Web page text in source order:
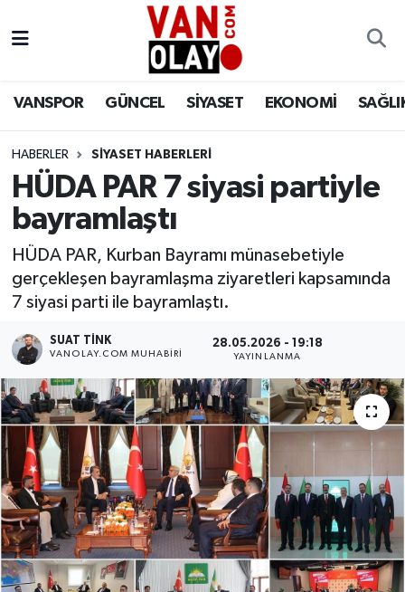
VANSPOR GÜNCEL SİYASET EKONOMİ
HABERLER SİYASET HABERLERİ
HÜDA PAR 7 siyasi partiyle
bayramlaştı
HÜDA PAR, Kurban Bayramı münasebetiyle
gerçekleşen bayramlaşma ziyaretleri kapsamında
7 siyasi parti ile bayramlaştı.
SUAT TINK
VANOLAY.COM MUHABIRI
28.05.2026 - 19:18
YAYINLANMA
Siyaset
Sağlık
Eğitim
Bilim & Teknoloji
Dünya
RESMİ İLANLAR
Van Nöbetçi Eczaneler
Van Namaz Vakitleri
Van Trafik Yoğunluk Haritası
Süper Lig Puan Durumu ve Fikstür
Tüm Manşetler
Son Dakika Haberleri
Haber Arşivi